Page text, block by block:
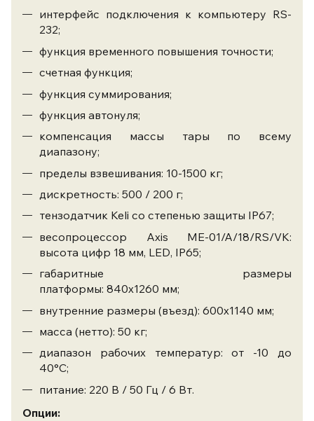
интерфейс подключения к компьютеру RS-
232;
функция временного повышения точности;
счетная функция;
функция суммирования;
функция автонуля;
компенсация массы тары по всему
диапазону;
пределы взвешивания: 10-1500 кг;
дискретность: 500 / 200 г;
тензодатчик Keli со степенью защиты IP67;
весопроцессор Axis ME-01/A/18/RS/VK:
высота цифр 18 мм, LED, IP65;
габаритные размеры
платформы: 840х1260 мм;
внутренние размеры (въезд): 600х1140 мм;
масса (нетто): 50 кг;
диапазон рабочих температур: от -10 до
40°С;
питание: 220 В / 50 Гц / 6 Вт.
Опции: